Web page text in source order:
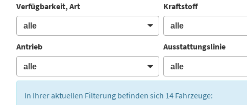
Verfügbarkeit, Art Kraftstoff
Antrieb Ausstattungslinie
In Ihrer aktuellen Filterung befinden sich 14Fahrzeuge: